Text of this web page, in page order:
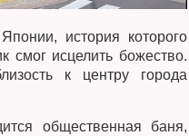
история которого
смог исцелить божество.
к центру города
общественная баня,